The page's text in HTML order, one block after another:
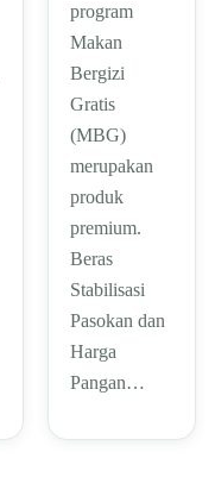
program
Makan
Bergizi
Gratis
(MBG)
merupakan
produk
premium.
Beras
Stabilisasi
Pasokan dan
Harga
Pangan…